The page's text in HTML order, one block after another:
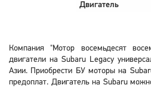
Двигатель
Компания "Мотор восемьдесят
двигатели на Subaru Legacy
Азии. Приобрести БУ моторы на
предоплат. Двигатель на Subaru